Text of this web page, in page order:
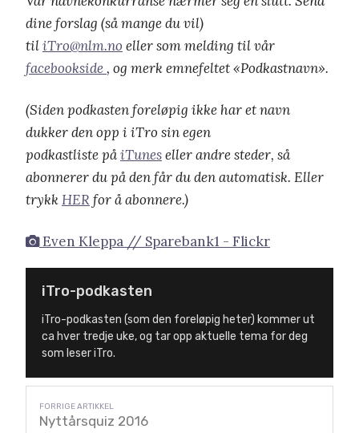
dine forslag (så mange du vil)
tiliTro@nlm.no eller som melding til vår
facebookside, og merk emnefeltet «Podkastnavn».
(Siden podkasten foreløpig ikke har et navn
dukker den opp i iTro sin egen
podkastliste påiTuneseller andre steder, så
abonnerer du på den får du den automatisk. Eller
trykkHERfor å abonnere.)
Even Kleppa // Sparebank1 - Flickr
iTro-podkasten
iTro-podkasten (som den foreløpig heter) kommer ut
ca hver tredje uke, og tar opp aktuelle tema for deg
som leser iTro.
Nyttårsquiz 2016